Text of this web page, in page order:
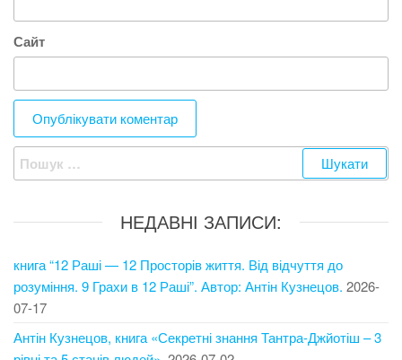
Сайт
Пошук:
НЕДАВНІ ЗАПИСИ:
книга “12 Раші — 12 Просторів життя. Від відчуття до
розуміння. 9 Грахи в 12 Раші”. Автор: Антін Кузнецов. 2026-
07-17
Антін Кузнецов, книга «Секретні знання Тантра-Джйотіш – 3